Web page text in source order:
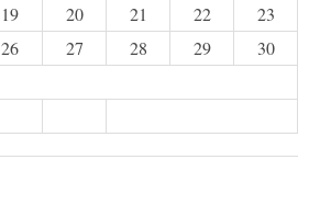
19 20 21 22
23
26 27 28 29
30